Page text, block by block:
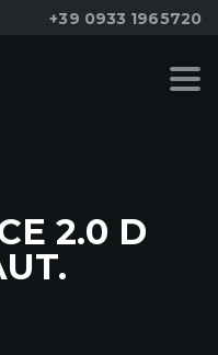
+39 0933 1965720
2.0 D